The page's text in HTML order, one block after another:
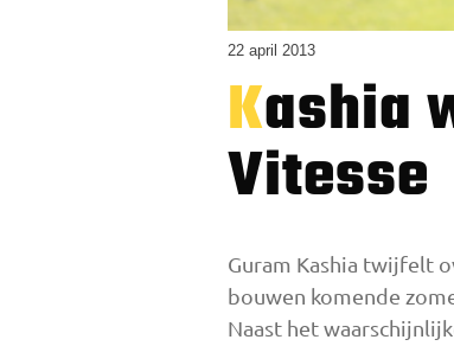
22 april 2013
Kashia wordt moe van onzekerheid bij
Vitesse
Guram Kashia twijfelt
bouwen komende
Naast het